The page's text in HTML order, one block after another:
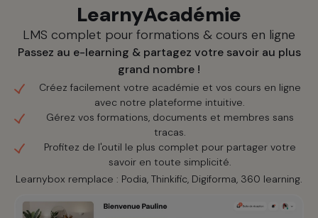
LearnyAcadémie
LMS complet pour formations & cours en ligne
Passez au e-learning & partagez votre savoir au plus
grand nombre !
Créez facilement votre académie et vos cours en ligne
avec notre plateforme intuitive.
Gérez vos formations, documents et membres sans
tracas.
Profitez de l'outil le plus complet pour partager votre
savoir en toute simplicité.
Learnybox remplace : Podia, Thinkific, Digiforma, 360 learning.